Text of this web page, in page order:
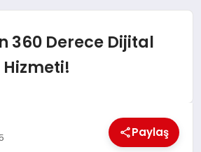
360 Derece Dijital
Paylaş